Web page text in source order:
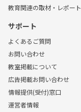
教育関連の取材・レポート
サポート
よくあるご質問
お問い合わせ
教室掲載について
広告掲載お問い合わせ
情報提供(受付)窓口
運営者情報